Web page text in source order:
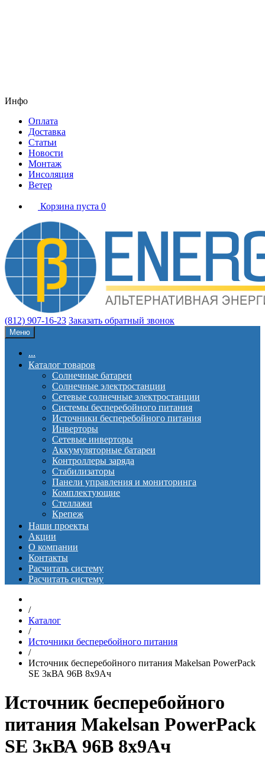
Инфо
Оплата
Доставка
Статьи
Новости
Монтаж
Инсоляция
Ветер
Корзина пуста 0
(812) 907-16-23 Заказать обратный звонок
Меню
...
Каталог товаров
Солнечные батареи
Солнечные электростанции
Сетевые солнечные электростанции
Системы бесперебойного питания
Источники бесперебойного питания
Инверторы
Сетевые инверторы
Аккумуляторные батареи
Контроллеры заряда
Стабилизаторы
Панели управления и мониторинга
Комплектующие
Стеллажи
Крепеж
Наши проекты
Акции
О компании
Контакты
Расчитать систему
Расчитать систему
/
Каталог
/
Источники бесперебойного питания
/
Источник бесперебойного питания Makelsan PowerPack
SE 3кВА 96В 8x9Ач
Источник бесперебойного
питания Makelsan PowerPack
SE 3кВА 96В 8x9Ач